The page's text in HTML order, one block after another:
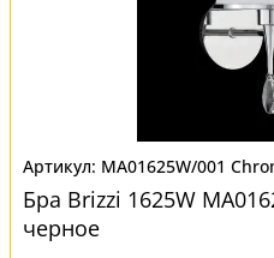
MA01625W/001
Бра Brizzi 1625W
черное